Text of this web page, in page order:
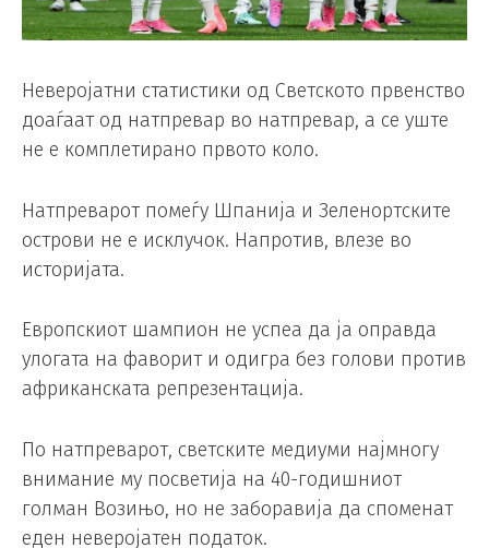
Неверојатни статистики од Светското првенство
доаѓаат од натпревар во натпревар, а се уште
не е комплетирано првото коло.
Натпреварот помеѓу Шпанија и Зеленортските
острови не е исклучок. Напротив, влезе во
историјата.
Европскиот шампион не успеа да ја оправда
улогата на фаворит и одигра без голови против
африканската репрезентација.
По натпреварот, светските медиуми најмногу
внимание му посветија на 40-годишниот
голман Возињо, но не заборавија да споменат
еден неверојатен податок.